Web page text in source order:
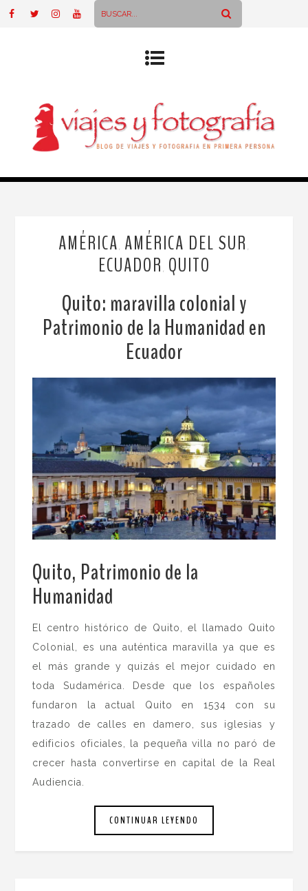
AMÉRICA AMÉRICA DEL SUR
ECUADOR QUITO
Quito: maravilla colonial y
Patrimonio de la Humanidad en
Ecuador
Quito, Patrimonio de la
Humanidad
El centro histórico de Quito, el llamado Quito
Colonial, es una auténtica maravilla ya que es
el más grande y quizás el mejor cuidado en
toda Sudamérica. Desde que los españoles
fundaron la actual Quito en 1534 con su
trazado de calles en damero, sus iglesias y
edificios oficiales, la pequeña villa no paró de
crecer hasta convertirse en capital de la Real
Audiencia.
CONTINUAR LEYENDO